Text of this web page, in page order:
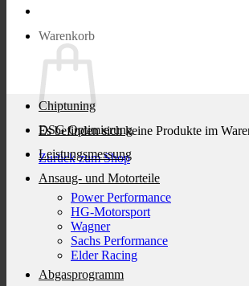
Warenkorb
Es befinden sich keine Produkte im
Zurück zum Shop
Chiptuning
DSG Optimierung
Leistungsmessung
Ansaug- und Motorteile
Power Performance
HG-Motorsport
Wagner
Sachs Performance
Elder Racing
Abgasprogramm